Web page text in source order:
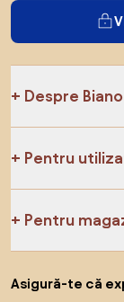
Despre Biano
Pentru
Pentru
Asigură-te că